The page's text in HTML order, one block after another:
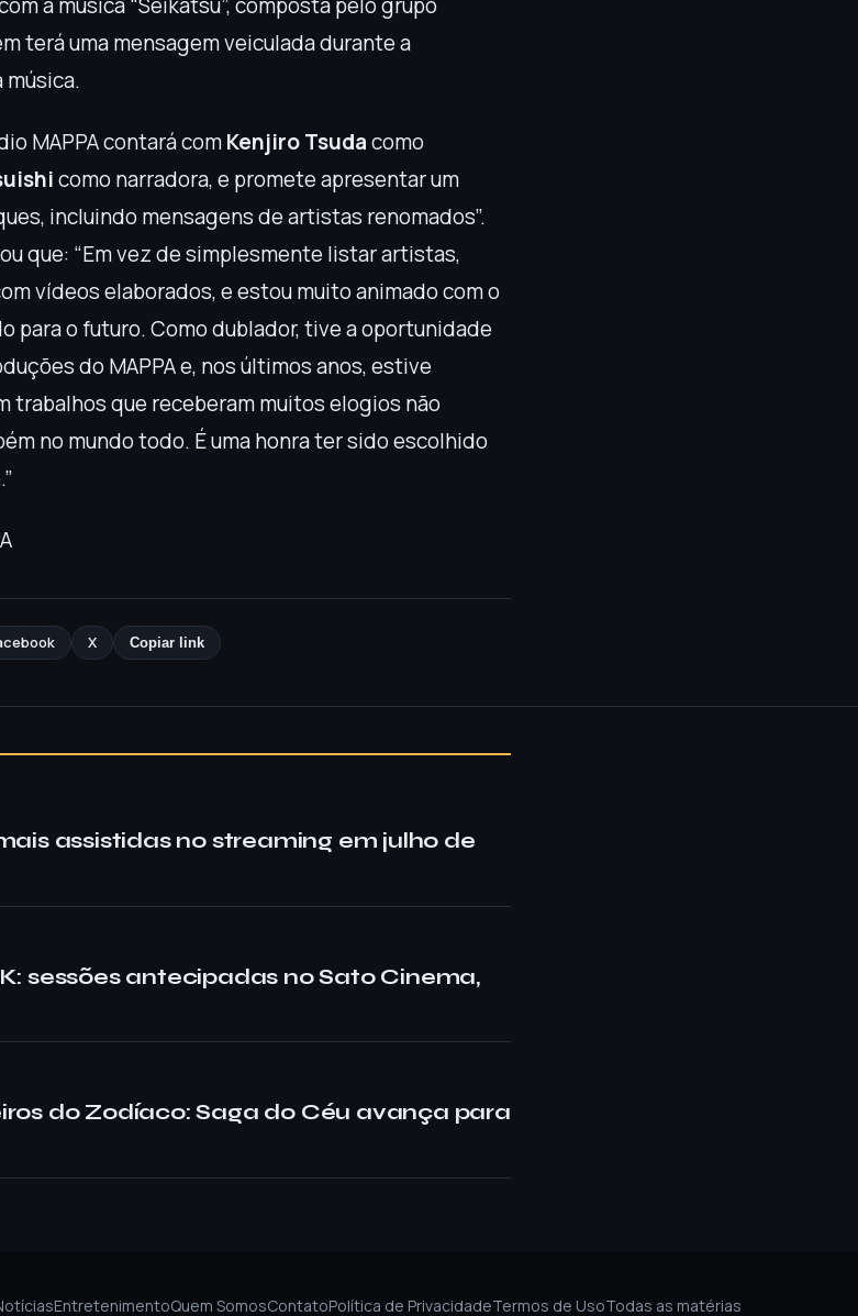
terá uma mensagem veiculada durante a
MAPPA contará comKenjiro Tsudacomo
como narradora, e promete apresentar um
incluindo mensagens de artistas renomados”.
que: “Em vez de simplesmente listar artistas,
vídeos elaborados, e estou muito animado com o
para o futuro. Como dublador, tive a oportunidade
do MAPPA e, nos últimos anos, estive
trabalhos que receberam muitos elogios não
no mundo todo. É uma honra ter sido escolhido
X Copiar link
assistidas no streaming em julho de
sessões antecipadas no Sato Cinema,
do Zodíaco: Saga do Céu avança para
EntretenimentoQuem SomosContatoPolítica de PrivacidadeTermos de UsoTodas as matérias